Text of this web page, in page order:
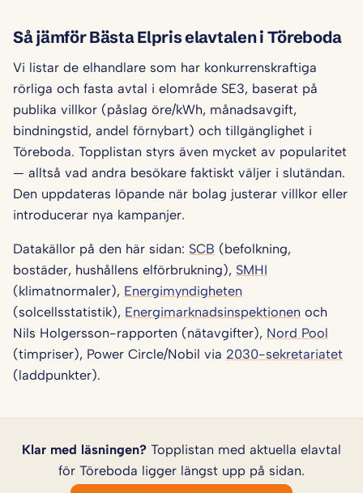
Så jämför Bästa Elpris elavtalen i Töreboda
Vi listar de elhandlare som har konkurrenskraftiga
rörliga och fasta avtal i elområde SE3, baserat på
publika villkor (påslag öre/kWh, månadsavgift,
bindningstid, andel förnybart) och tillgänglighet i
Töreboda. Topplistan styrs även mycket av popularitet
— alltså vad andra besökare faktiskt väljer i slutändan.
Den uppdateras löpande när bolag justerar villkor eller
introducerar nya kampanjer.
Datakällor på den här sidan: SCB (befolkning,
bostäder, hushållens elförbrukning), SMHI
(klimatnormaler), Energimyndigheten
(solcellsstatistik), Energimarknadsinspektionen och
Nils Holgersson-rapporten (nätavgifter), Nord Pool
(timpriser), Power Circle/Nobil via 2030-sekretariatet
(laddpunkter).
Klar med läsningen? Topplistan med aktuella elavtal
för Töreboda ligger längst upp på sidan.